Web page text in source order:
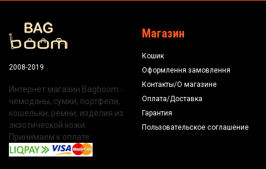
2008-2019
Интернет магазин Bagboom -
чемоданы, сумки, портфели,
кошельки, ремни, изделия из
экзотической кожи.
Принимаем к оплате:
Магазин
Кошик
Оформлення замовлення
Контакты/О магазине
Оплата/Доставка
Гарантия
Пользовательское соглашение